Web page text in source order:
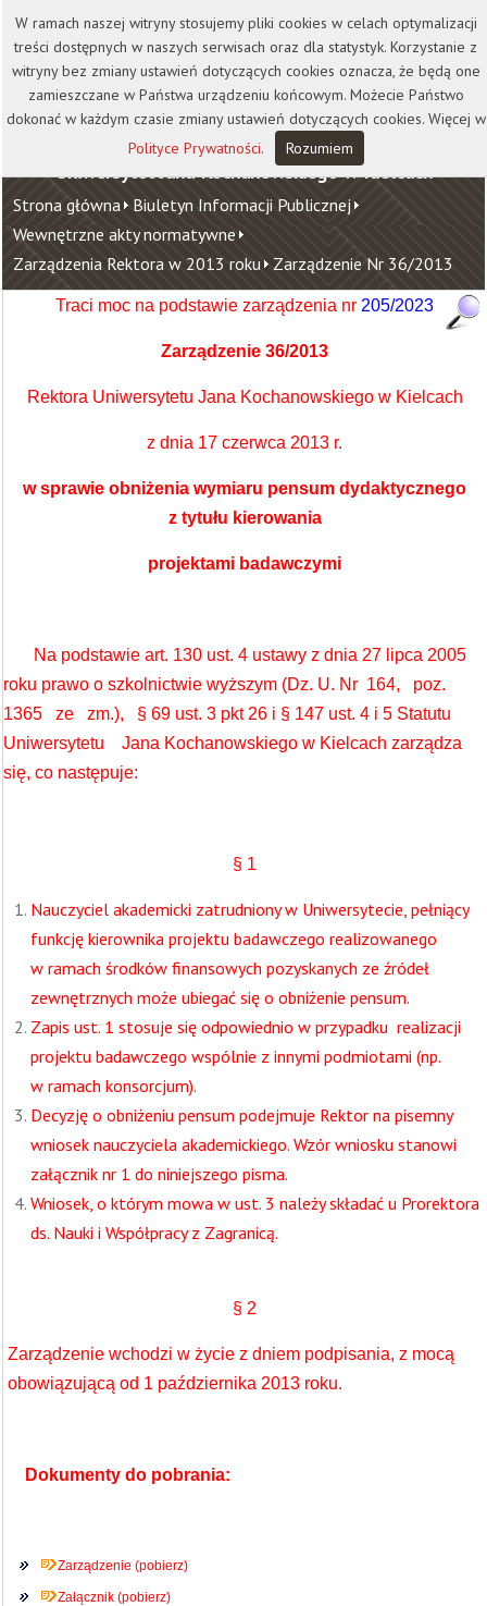
Kontakt Biblioteka
Wydawnictwo
Wirtualna Uczelnia
Uniwersytet Jana Kochanowskiego w Kielcach
Strona główna Biuletyn Informacji Publicznej
Wewnętrzne akty normatywne
Zarządzenia Rektora w 2013 roku Zarządzenie Nr 36/2013
Traci moc na podstawie zarządzenia nr 205/2023
Zarządzenie 36/2013
Rektora Uniwersytetu Jana Kochanowskiego w Kielcach
z dnia 17 czerwca 2013 r.
w sprawie obniżenia wymiaru pensum dydaktycznego
z tytułu kierowania
projektami badawczymi
Na podstawie art. 130 ust. 4 ustawy z dnia 27 lipca 2005
roku prawo o szkolnictwie wyższym (Dz. U. Nr 164, poz.
1365 ze zm.), § 69 ust. 3 pkt 26 i § 147 ust. 4 i 5 Statutu
Uniwersytetu Jana Kochanowskiego w Kielcach zarządza
się, co następuje:
§ 1
Nauczyciel akademicki zatrudniony w Uniwersytecie, pełniący
funkcję kierownika projektu badawczego realizowanego
w ramach środków finansowych pozyskanych ze źródeł
zewnętrznych może ubiegać się o obniżenie pensum.
Zapis ust. 1 stosuje się odpowiednio w przypadku realizacji
projektu badawczego wspólnie z innymi podmiotami (np.
w ramach konsorcjum).
Decyzję o obniżeniu pensum podejmuje Rektor na pisemny
wniosek nauczyciela akademickiego. Wzór wniosku stanowi
załącznik nr 1 do niniejszego pisma.
Wniosek, o którym mowa w ust. 3 należy składać u Prorektora
ds. Nauki i Współpracy z Zagranicą.
§ 2
Zarządzenie wchodzi w życie z dniem podpisania, z mocą
obowiązującą od 1 października 2013 roku.
Dokumenty do pobrania:
Zarządzenie (pobierz)
Załącznik (pobierz)
W ramach naszej witryny stosujemy pliki cookies w celach optymalizacji
treści dostępnych w naszych serwisach oraz dla statystyk. Korzystanie z
witryny bez zmiany ustawień dotyczących cookies oznacza, że będą one
zamieszczane w Państwa urządzeniu końcowym. Możecie Państwo
dokonać w każdym czasie zmiany ustawień dotyczących cookies. Więcej w
Polityce Prywatności. Rozumiem